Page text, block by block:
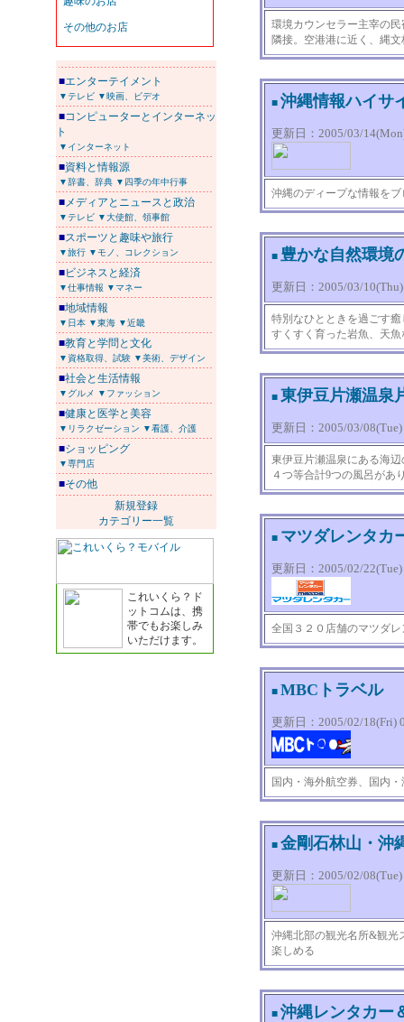
■エンターテイメント
▼テレビ ▼映画、ビデオ
■コンピューターとインターネッ
ト
▼インターネット
■資料と情報源
▼辞書、辞典 ▼四季の年中行事
■メディアとニュースと政治
▼テレビ ▼大使館、領事館
■スポーツと趣味や旅行
▼旅行 ▼モノ、コレクション
■ビジネスと経済
▼仕事情報 ▼マネー
■地域情報
▼日本 ▼東海 ▼近畿
■教育と学問と文化
▼資格取得、試験 ▼美術、デザイン
■社会と生活情報
▼グルメ ▼ファッション
■健康と医学と美容
▼リラクゼーション ▼看護、介護
■ショッピング
▼専門店
■その他
新規登録
カテゴリー一覧
これいくら？ド
ットコムは、携
帯でもお楽しみ
いただけます。
環境カウンセラー主宰の
隣接。空港港に近く、縄
■ 沖縄情報ハイサ
更新日：2005/03/
沖縄のディープな情報を
■ 豊かな自然環境
更新日：2005/03/
特別なひとときを過ごす
すくすく育った岩魚、天
■ 東伊豆片瀬温泉
更新日：2005/03/
東伊豆片瀬温泉にある海
４つ等合計9つの風呂があ
■ マツダレンタカ
更新日：2005/02/
全国３２０店舗のマツダ
■ MBCトラベル
更新日：2005/02/18(Fri)
国内・海外航空券、国内
■ 金剛石林山・沖
更新日：2005/02/
沖縄北部の観光名所&観光
楽しめる
■ 沖縄レンタカー